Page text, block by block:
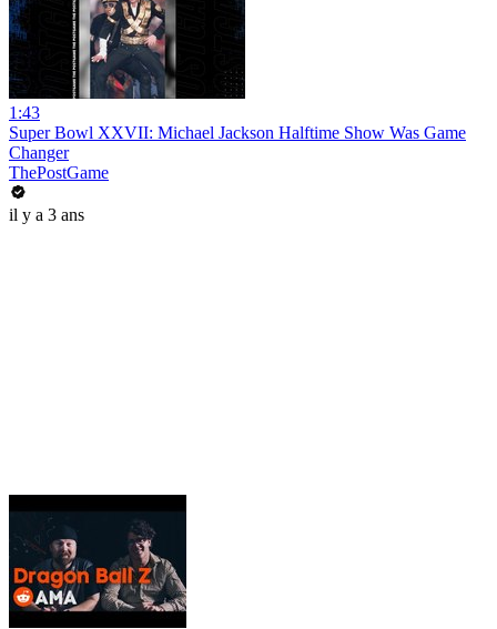
1:43
Super Bowl XXVII: Michael Jackson Halftime Show Was Game
Changer
ThePostGame
il y a 3 ans